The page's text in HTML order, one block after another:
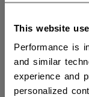
This website
Performance is
and similar
experience and
personalized
AJOUTER AU
TROUVER